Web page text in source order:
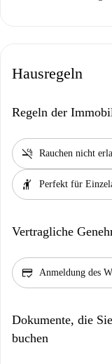
Hausregeln
Regeln der
smoke_free Rauchen nicht
hail Perfekt für
Vertragliche
credit_score Anmeldung des
Dokumente, die
buchen